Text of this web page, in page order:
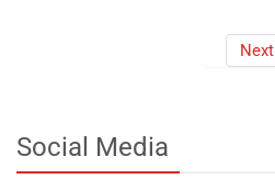
Next
Social Media